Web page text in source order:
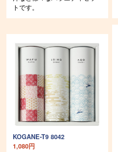
トです。
KOGANE-T9 8042
1,080円